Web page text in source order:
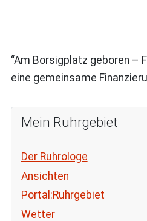
“Am Borsigplatz geboren –
eine gemeinsame
Mein Ruhrgebiet
Der Ruhrologe
Ansichten
Portal:Ruhrgebiet
Wetter